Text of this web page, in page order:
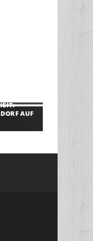
AUF